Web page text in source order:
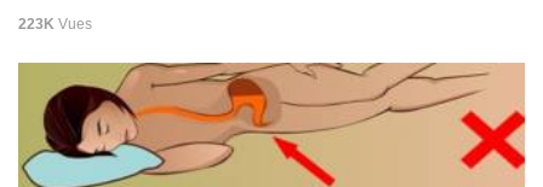
223K Vues